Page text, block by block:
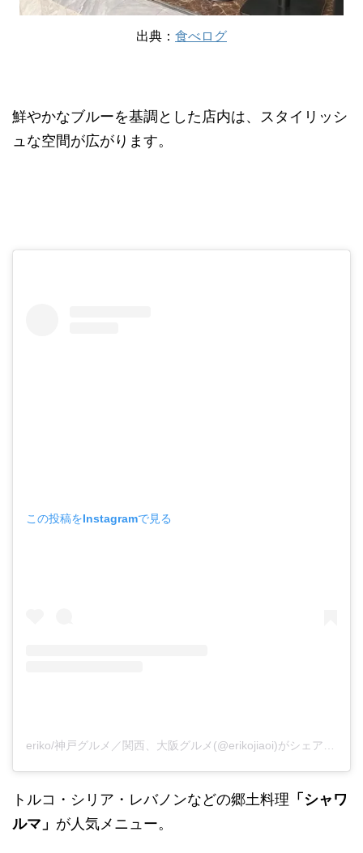
出典： 食べログ
鮮やかなブルーを基調とした店内は、スタイリッシ
ュな空間が広がります。
この投稿をInstagramで見る
トルコ・シリア・レバノンなどの郷土料理 「シャワ
ルマ」 が人気メニュー。